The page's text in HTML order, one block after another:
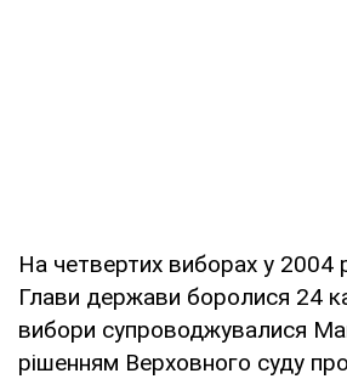
На четвертих виборах у 2004
Глави держави боролися 24
вибори супроводжувалися
рішенням Верховного суду про